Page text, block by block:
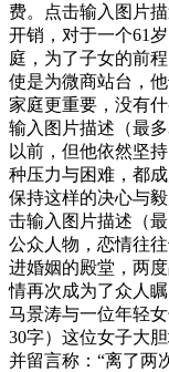
费。点击输入图片
开销，对于一个61
庭，为了子女的前
使是为微商站台，
家庭更重要，没有
输入图片描述（最
以前，但他依然坚
种压力与困难，都
保持这样的决心与
击输入图片描述（
公众人物，恋情往
进婚姻的殿堂，两
情再次成为了众人
马景涛与一位年轻
30字）这位女子大
并留言称：“离了两